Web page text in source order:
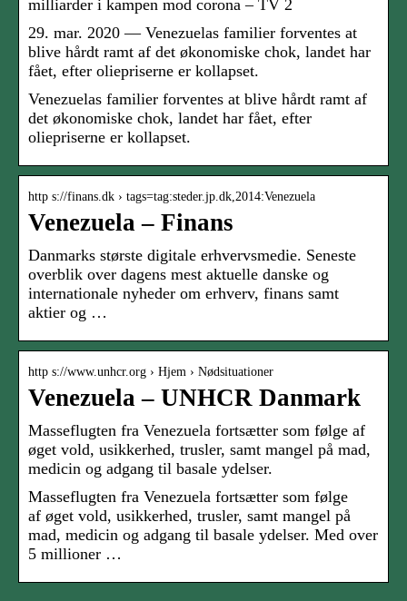
milliarder i kampen mod corona – TV 2
29. mar. 2020 — Venezuelas familier forventes at
blive hårdt ramt af det økonomiske chok, landet har
fået, efter oliepriserne er kollapset.
Venezuelas familier forventes at blive hårdt ramt af
det økonomiske chok, landet har fået, efter
oliepriserne er kollapset.
http s://finans.dk › tags=tag:steder.jp.dk,2014:Venezuela
Venezuela – Finans
Danmarks største digitale erhvervsmedie. Seneste
overblik over dagens mest aktuelle danske og
internationale nyheder om erhverv, finans samt
aktier og …
http s://www.unhcr.org › Hjem › Nødsituationer
Venezuela – UNHCR Danmark
Masseflugten fra Venezuela fortsætter som følge af
øget vold, usikkerhed, trusler, samt mangel på mad,
medicin og adgang til basale ydelser.
Masseflugten fra Venezuela fortsætter som følge
af øget vold, usikkerhed, trusler, samt mangel på
mad, medicin og adgang til basale ydelser. Med over
5 millioner …